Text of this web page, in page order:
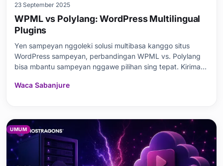
23 September 2025
WPML vs Polylang: WordPress Multilingual
Plugins
Yen sampeyan nggoleki solusi multibasa kanggo situs
WordPress sampeyan, perbandingan WPML vs. Polylang
bisa mbantu sampeyan nggawe pilihan sing tepat. Kiriman
Iki mbandhingake fitur, keuntungan, gampang digunakake,
Waca Sabanjure
UMUM